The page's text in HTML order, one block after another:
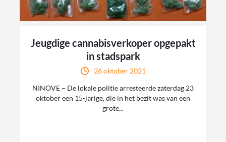
Jeugdige cannabisverkoper opgepakt
in stadspark
26 oktober 2021
NINOVE – De lokale politie arresteerde zaterdag 23
oktober een 15-jarige, die in het bezit was van een
grote...